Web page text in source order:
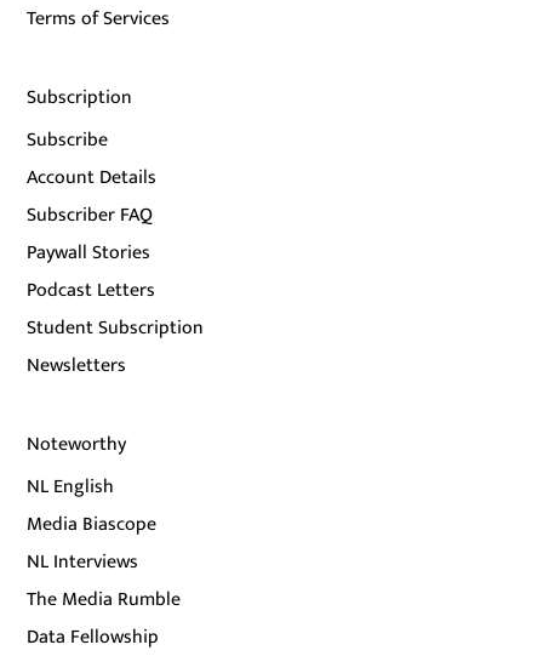
Terms of Services
Subscription
Subscribe
Account Details
Subscriber FAQ
Paywall Stories
Podcast Letters
Student Subscription
Newsletters
Noteworthy
NL English
Media Biascope
NL Interviews
The Media Rumble
Data Fellowship